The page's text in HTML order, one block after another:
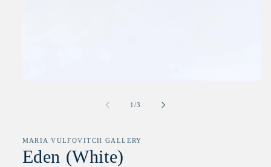
1/av
3
MARIA VULFOVITCH GALLERY
Eden (White)